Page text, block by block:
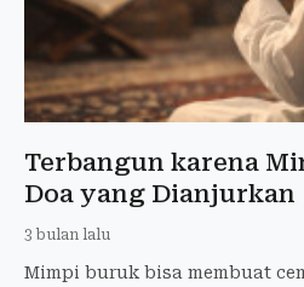
Terbangun karena
Doa yang Dianjurkan
3 bulan lalu
Mimpi buruk bisa membuat